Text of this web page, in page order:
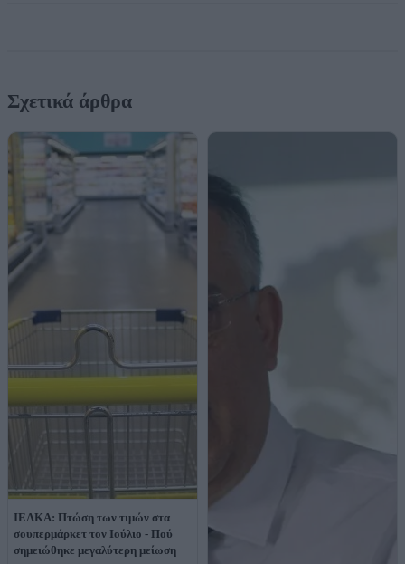
Σχετικά άρθρα
ΙΕΛΚΑ: Πτώση των τιμών στα
σουπερμάρκετ τον Ιούλιο - Πού
σημειώθηκε μεγαλύτερη μείωση